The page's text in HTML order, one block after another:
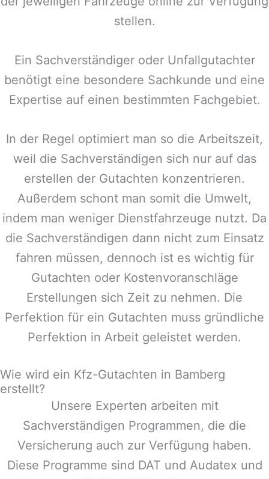
stellen.
Ein Sachverständiger oder Unfallgutachter
benötigt eine besondere Sachkunde und eine
Expertise auf einen bestimmten Fachgebiet.
In der Regel optimiert man so die Arbeitszeit,
weil die Sachverständigen sich nur auf das
erstellen der Gutachten konzentrieren.
Außerdem schont man somit die Umwelt,
indem man weniger Dienstfahrzeuge nutzt. Da
die Sachverständigen dann nicht zum Einsatz
fahren müssen, dennoch ist es wichtig für
Gutachten oder Kostenvoranschläge
Erstellungen sich Zeit zu nehmen. Die
Perfektion für ein Gutachten muss gründliche
Perfektion in Arbeit geleistet werden.
Wie wird ein Kfz-Gutachten in Bamberg
erstellt?
Unsere Experten arbeiten mit
Sachverständigen Programmen, die die
Versicherung auch zur Verfügung haben.
Diese Programme sind DAT und Audatex und